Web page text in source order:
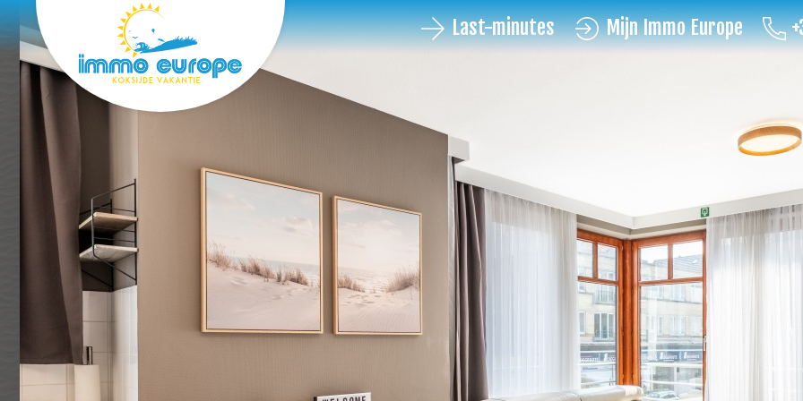
Mijn Immo Europe
Last-minutes